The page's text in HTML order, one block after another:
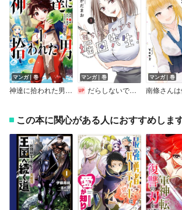
マンガ｜巻
神達に拾われた男【デジタル版限定特典付き】
マンガ｜巻
だらしないです 堀田先生！
マンガ｜巻
この本に関心がある人におすすめしま